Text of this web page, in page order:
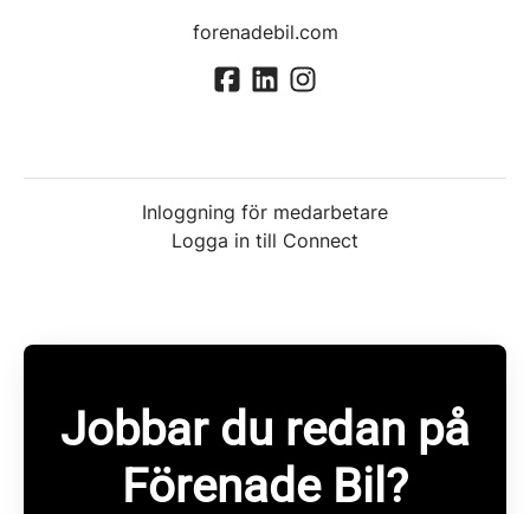
forenadebil.com
Inloggning för medarbetare
Logga in till Connect
Jobbar du redan på
Förenade Bil?